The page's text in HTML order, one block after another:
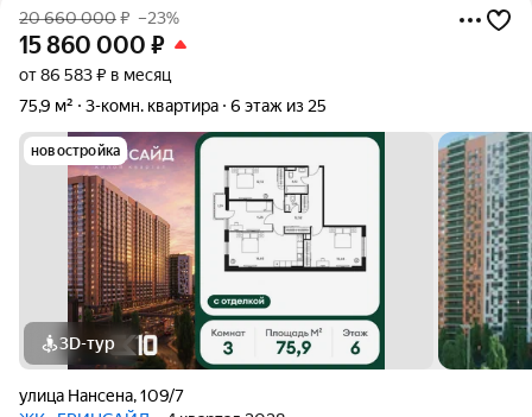
20 660 000₽ –23%
15 860 000 ₽
от 86 583 ₽ в месяц
75,9 м²
3-комн. квартира 6 этаж из 25
новостройка
3D-тур
улица Нансена,109/7